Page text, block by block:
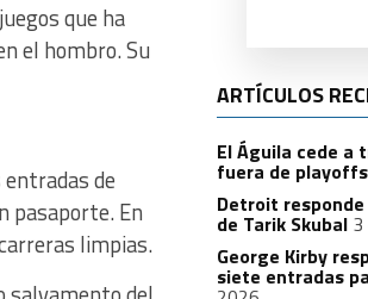
que ha
el hombro. Su
de
pasaporte. En
limpias.
ARTÍCULOS
El Águila cede
fuera de playoffs
Detroit
de Tarik Skubal
George Kirby
siete entradas